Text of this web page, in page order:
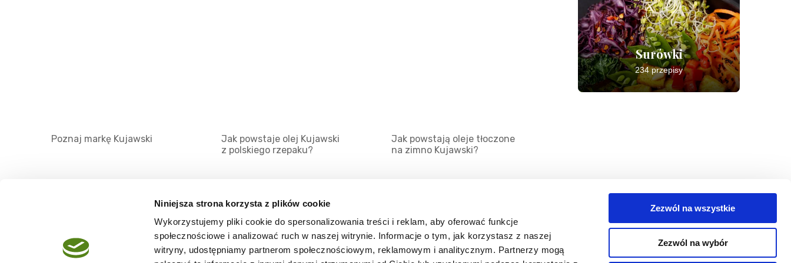
Niniejsza strona korzysta z plików cookie
Wykorzystujemy pliki cookie do spersonalizowania treści i reklam, aby oferować funkcje
społecznościowe i analizować ruch w naszej witrynie. Informacje o tym, jak korzystasz z naszej
witryny, udostępniamy partnerom społecznościowym, reklamowym i analitycznym. Partnerzy mogą
Zezwól na wszystkie
Zezwól na wybór
Surówki
234 przepisy
Poznaj markę Kujawski
Jak powstaje olej Kujawski
z polskiego rzepaku?
Jak powstają oleje tłoczone
na zimno Kujawski?
Regulamin
Mapa serwisu
Kanały RSS
Kategorie
Kontakt